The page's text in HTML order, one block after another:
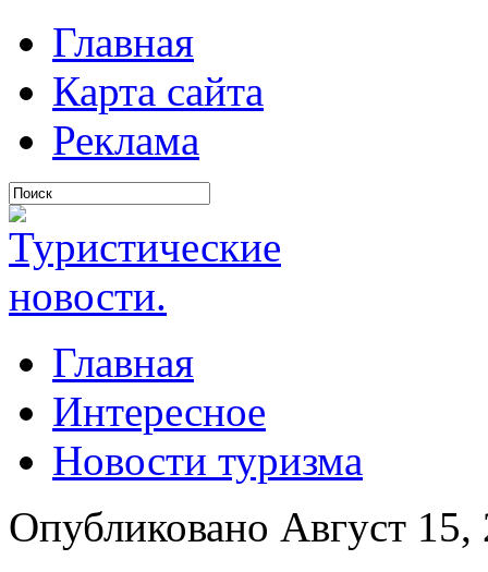
Главная
Карта сайта
Реклама
Главная
Интересное
Новости туризма
Опубликовано Август